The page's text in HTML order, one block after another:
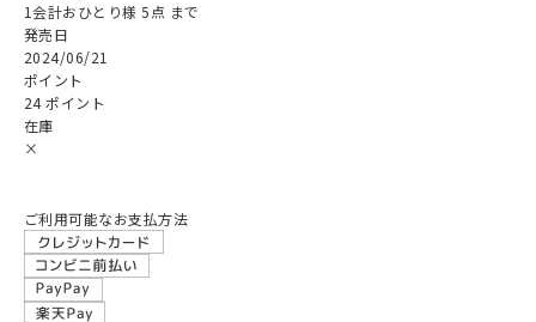
1会計おひとり様 5点 まで
発売日
2024/06/21
ポイント
24 ポイント
在庫
×
ご利用可能なお支払方法